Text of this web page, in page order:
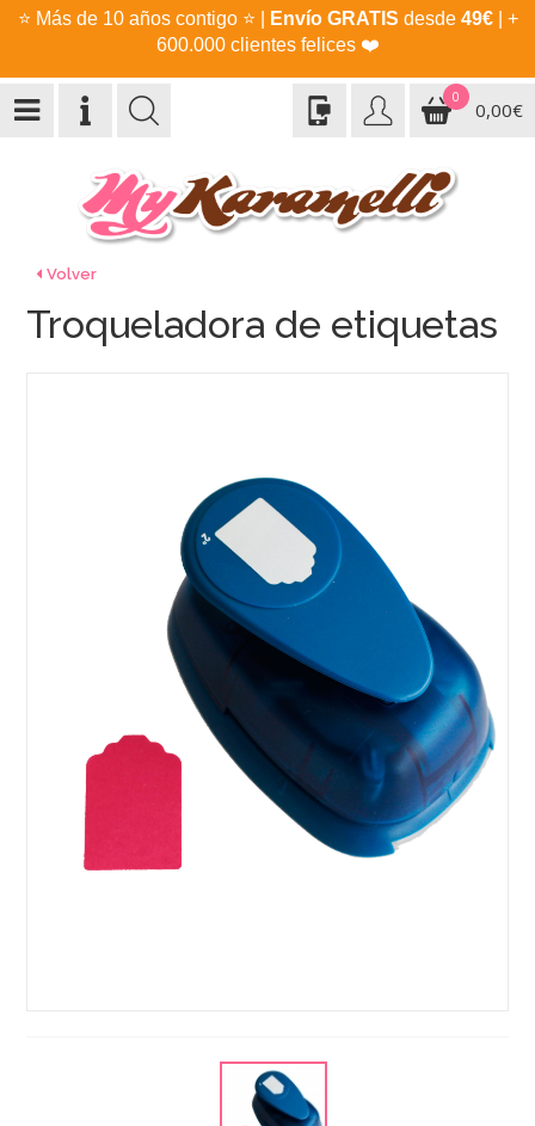
⭐ Más de 10 años contigo ⭐ Envío GRATIS desde 49€| +
600.000 clientes felices ❤️
0
0,00€
Volver
Troqueladora de etiquetas